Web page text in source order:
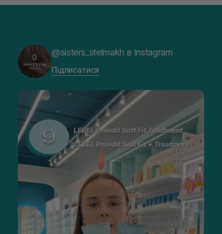
@sisters_stelmakh в Instagram
Підписатися